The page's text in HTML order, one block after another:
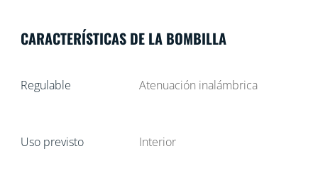
CARACTERÍSTICAS DE LA BOMBILLA
Regulable Atenuación inalámbrica
Uso previsto Interior